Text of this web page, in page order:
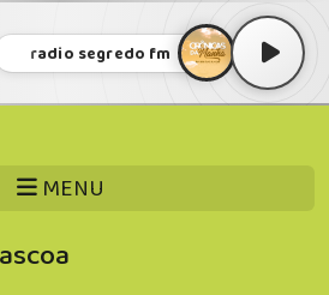
radio segredo fm
MENU